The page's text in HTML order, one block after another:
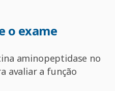
o exame
aminopeptidase no
avaliar a função